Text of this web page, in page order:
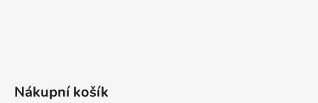
Nákupní košík